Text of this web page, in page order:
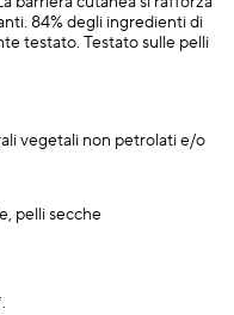
84% degli ingredienti di
testato. Testato sulle pelli
vegetali non petrolati e/o
pelli secche